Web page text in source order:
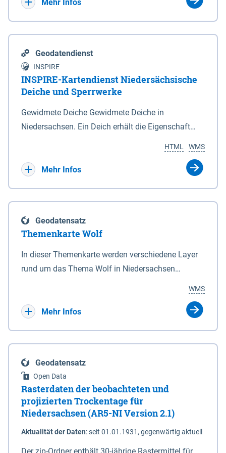
Mehr Infos
Geodatendienst
INSPIRE
INSPIRE-Kartendienst Niedersächsische
Deiche und Sperrwerke
Gewidmete Deiche Gewidmete Deiche in
Niedersachsen. Ein Deich erhält die Eigenschaft
Deichbehörde durch Verordnung ausspricht. Für
enthalten. Sperrwerke Sperrwerke sind Bauwerke
mit Sperrvorrichtungen in Tidegewässern, die dem
Schutz eines Gebietes vor erhöhten Tiden, vor allem
vor Sturmfluten, zu dienen bestimmt sind (§2 Abs.3
Eigenschaft eines Sperrwerkes durch Widmung, die
die Deichbehörde durch Verordnung ausspricht.
WMS
HTML
Mehr Infos
Geodatensatz
Themenkarte Wolf
In dieser Themenkarte werden verschiedene Layer
rund um das Thema Wolf in Niedersachsen
sowie Status der bestehenden Wolfsterritorien im
laufenden Monitoringjahr.
WMS
Mehr Infos
Geodatensatz
Open Data
Rasterdaten der beobachteten und
projizierten Trockentage für
Niedersachsen (AR5-NI Version 2.1)
Aktualität der Daten:seit 01.01.1931, gegenwärtig aktuell